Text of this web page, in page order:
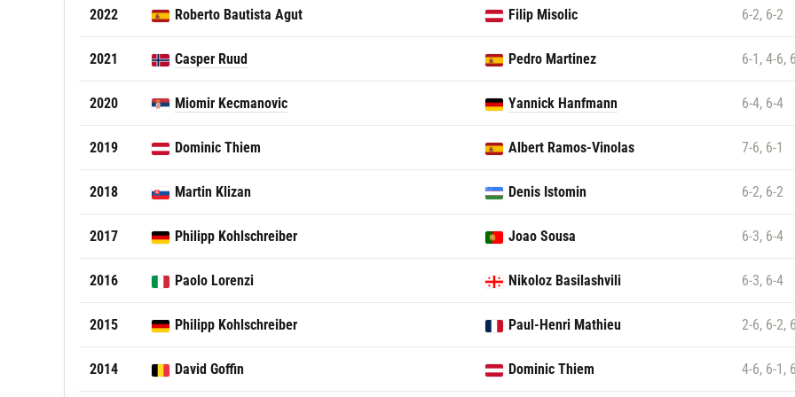
2022 Roberto Bautista Agut Filip Misolic 6-2, 6-2
2021 Casper Ruud Pedro Martinez 6-1, 4-6,
2020 Miomir Kecmanovic Yannick Hanfmann 6-4, 6-4
2019 Dominic Thiem Albert Ramos-Vinolas 7-6, 6-1
2018 Martin Klizan Denis Istomin 6-2, 6-2
2017 Philipp Kohlschreiber Joao Sousa 6-3, 6-4
2016 Paolo Lorenzi Nikoloz Basilashvili 6-3, 6-4
2015 Philipp Kohlschreiber Paul-Henri Mathieu 2-6, 6-2,
2014 David Goffin Dominic Thiem 4-6, 6-1,